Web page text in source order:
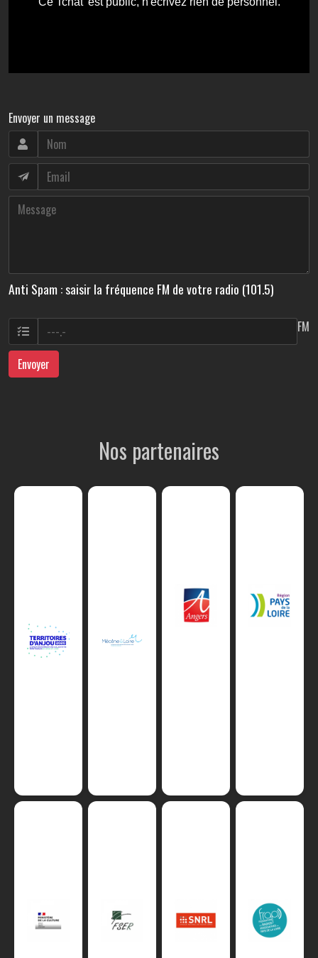
Envoyer un message
Anti Spam : saisir la fréquence FM de votre radio (101.5)
FM
Envoyer
Nos partenaires